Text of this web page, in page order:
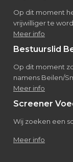
Op dit moment
vrijwilliger te
Meer info
Bestuurslid
Op dit moment
namens Beilen/
Meer info
Screener
Wij zoeken een
Meer info